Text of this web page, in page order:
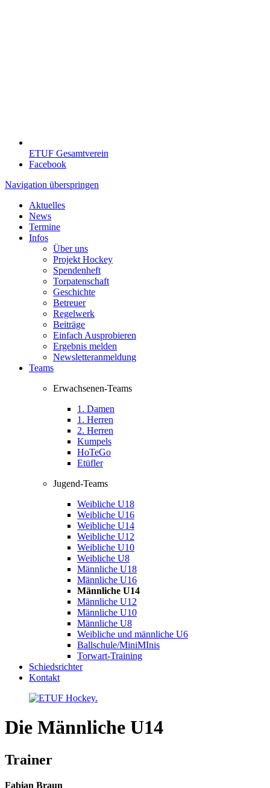
ETUF Gesamtverein
Facebook
Navigation überspringen
Aktuelles
News
Termine
Infos
Über uns
Projekt Hockey
Spendenheft
Torpatenschaft
Geschichte
Betreuer
Regelwerk
Beiträge
Einfach Ausprobieren
Ergebnis melden
Newsletteranmeldung
Teams
Erwachsenen-Teams
1. Damen
1. Herren
2. Herren
Kumpels
HoTeGo
Etüfler
Jugend-Teams
Weibliche U18
Weibliche U16
Weibliche U14
Weibliche U12
Weibliche U10
Weibliche U8
Männliche U18
Männliche U16
Männliche U14
Männliche U12
Männliche U10
Männliche U8
Weibliche und männliche U6
Ballschule/MiniMInis
Torwart-Training
Schiedsrichter
Kontakt
Die Männliche U14
Trainer
Fabian Braun